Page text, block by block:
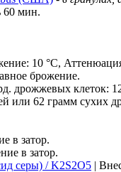
60 мин.
10 °С,
брожение.
дрожжевых клеток:
или 62 грамм сухих
в затор.
в затор.
серы) / K2S2O5 |